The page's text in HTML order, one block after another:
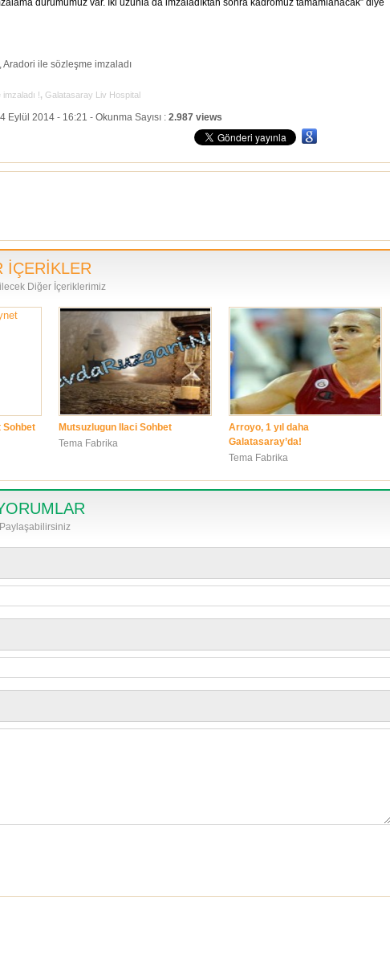
durumumuz var. İki uzunla da imzaladıktan sonra kadromuz tamamlanacak” diye
!, Galatasaray Liv Hospital
Eylül 2014 - 16:21 - Okunma Sayısı : 2.987 views
İÇERİKLER
Diğer İçeriklerimiz
Sohbet
Mutsuzlugun Ilaci Sohbet
Tema Fabrika
Arroyo, 1 yıl daha
Galatasaray’da!
Tema Fabrika
Paylaşabilirsiniz